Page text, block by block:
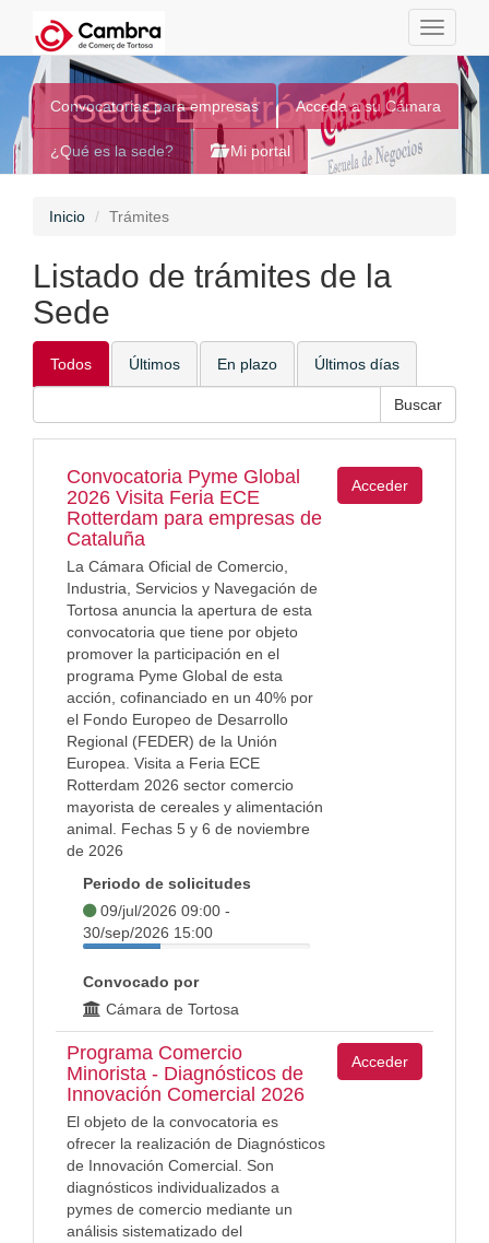
Toggle
Sede Electrónica
Convocatorias para empresas Acceda a su Cámara
¿Qué es la sede? Mi portal
Inicio Trámites
Listado de trámites de la
Sede
Todos Últimos En plazo Últimos días
Convocatoria Pyme Global
2026 Visita Feria ECE
Rotterdam para empresas de
Cataluña
La Cámara Oficial de Comercio,
Industria, Servicios y Navegación de
Tortosa anuncia la apertura de esta
convocatoria que tiene por objeto
promover la participación en el
programa Pyme Global de esta
acción, cofinanciado en un 40% por
el Fondo Europeo de Desarrollo
Regional (FEDER) de la Unión
Europea. Visita a Feria ECE
Rotterdam 2026 sector comercio
mayorista de cereales y alimentación
animal. Fechas 5 y 6 de noviembre
de 2026
Periodo de solicitudes
09/jul/2026 09:00 -
30/sep/2026 15:00
Convocado por
Cámara de Tortosa
Acceder
Programa Comercio
Minorista - Diagnósticos de
Innovación Comercial 2026
El objeto de la convocatoria es
ofrecer la realización de Diagnósticos
de Innovación Comercial. Son
diagnósticos individualizados a
pymes de comercio mediante un
análisis sistematizado del
Acceder